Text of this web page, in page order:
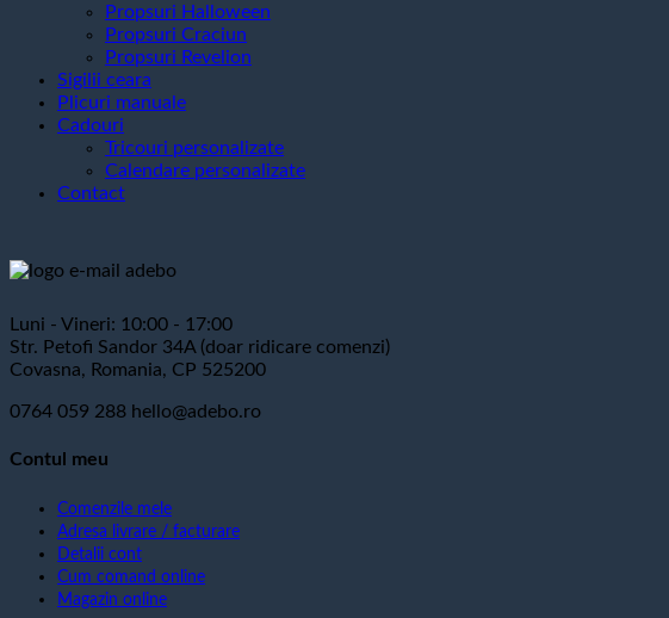
Propsuri Halloween
Propsuri Craciun
Propsuri Revelion
Sigilii ceara
Plicuri manuale
Cadouri
Tricouri personalizate
Calendare personalizate
Contact
Luni - Vineri: 10:00 - 17:00
Str. Petofi Sandor 34A (doar ridicare comenzi)
Covasna, Romania, CP 525200
0764 059 288 hello@adebo.ro
Contul meu
Comenzile mele
Adresa livrare / facturare
Detalii cont
Cum comand online
Magazin online